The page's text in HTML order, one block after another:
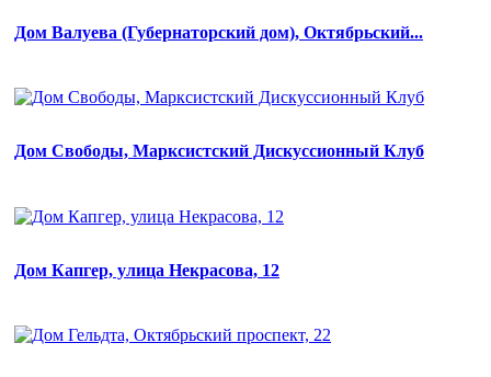
Дом Валуева (Губернаторский дом), Октябрьский...
Дом Cвободы, Марксистский Дискуссионный Клуб
Дом Капгер, улица Некрасова, 12